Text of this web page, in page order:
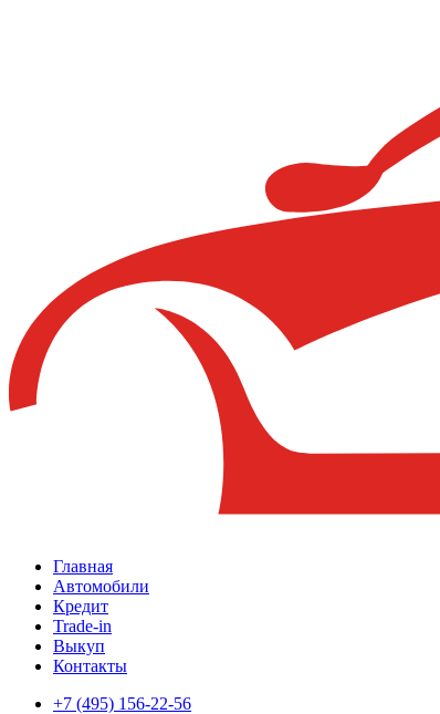
Главная
Автомобили
Кредит
Trade-in
Выкуп
Контакты
+7 (495) 156-22-56